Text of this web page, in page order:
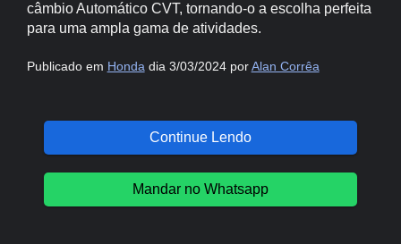
câmbio Automático CVT, tornando-o a escolha perfeita
para uma ampla gama de atividades.
Publicado em Honda dia 3/03/2024 porAlan Corrêa
Continue Lendo
Mandar no Whatsapp